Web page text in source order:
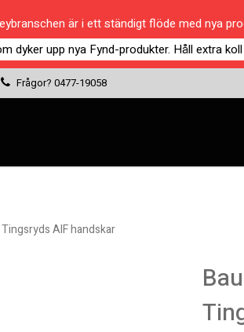
är i ett ständigt flöde med nya
dyker upp nya Fynd-produkter. Håll extra
Frågor? 0477-19058
AIF handskar